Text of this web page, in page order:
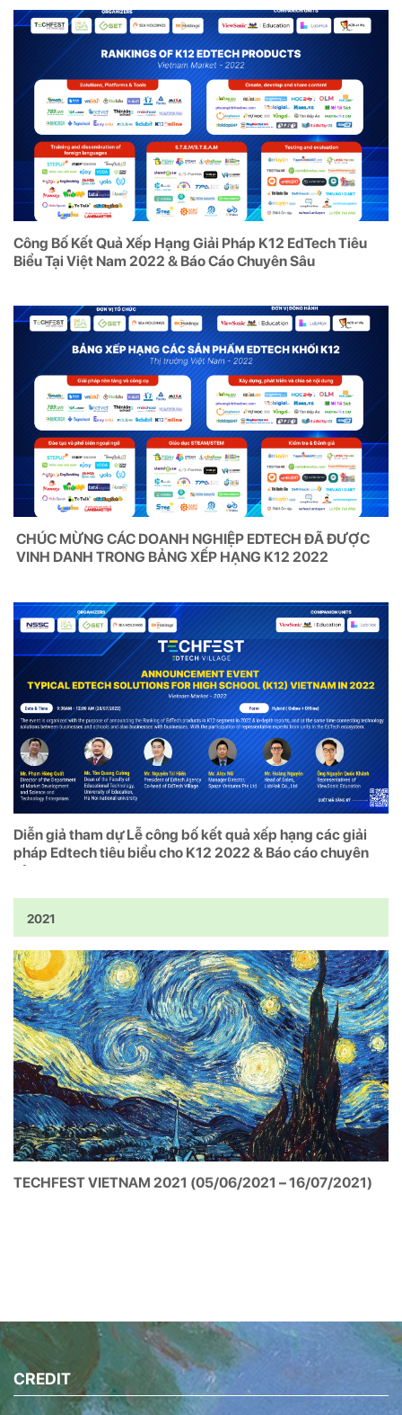
Công Bố Kết Quả Xếp Hạng Giải Pháp K12 EdTech Tiêu
Biểu Tại Việt Nam 2022 & Báo Cáo Chuyên Sâu
CHÚC MỪNG CÁC DOANH NGHIỆP EDTECH ĐÃ ĐƯỢC
VINH DANH TRONG BẢNG XẾP HẠNG K12 2022
Diễn giả tham dự Lễ công bố kết quả xếp hạng các giải
pháp Edtech tiêu biểu cho K12 2022 & Báo cáo chuyên
sâu
2021
TECHFEST VIETNAM 2021 (05/06/2021 – 16/07/2021)
CREDIT